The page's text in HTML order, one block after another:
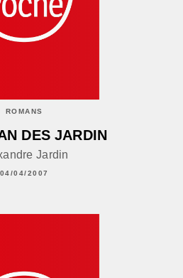
ROMANS
DES JARDIN
Jardin
04/04/2007